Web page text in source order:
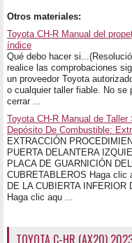
Otros materiales:
Toyota CH-R Manual del
índice
Qué debo hacer
realice las comprobaciones
un proveedor Toyota
o cualquier taller fiable. No se
cerrar ...
Toyota CH-R Manual de Taller
Depósito De Combustible:
EXTRACCIÓN
PUERTA DELANTERA
PLACA DE GUARNICIÓN
CUBRETABLEROS Haga
DE LA CUBIERTA INFERIOR
Haga clic aqu ...